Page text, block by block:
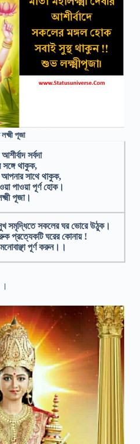
পূজা
আশীর্বাদ সর্বদা
থাকুক,
সাথে থাকুক,
পাওয়া পূর্ণ হোক।
পূজা।
সুখ সমৃদ্ধিতে সকলের ঘর ভোরে উঠুক।
প্রত্যেকটি ঘরের কোনায় !
পূর্ণ করুন।।